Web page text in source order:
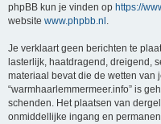
phpBB kun je vinden op https://
website www.phpbb.nl .
Je verklaart geen berichten te
lasterlijk, haatdragend, dreigend,
materiaal bevat die de wetten van
“warmhaarlemmermeer.info” is
schenden. Het plaatsen van
onmiddellijke ingang en